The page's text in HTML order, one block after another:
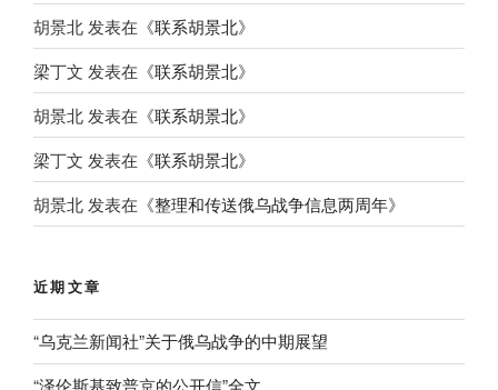
胡景北 发表在《联系胡景北》
梁丁文 发表在《联系胡景北》
胡景北 发表在《联系胡景北》
梁丁文 发表在《联系胡景北》
胡景北 发表在《整理和传送俄乌战争信息两周年》
近期文章
“乌克兰新闻社”关于俄乌战争的中期展望
“泽伦斯基致普京的公开信”全文